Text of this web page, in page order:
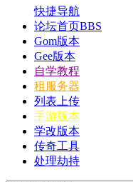
快捷导航
论坛首页BBS
Gom版本
Gee版本
自学教程
租服务器
列表上传
手游版本
学改版本
传奇工具
处理劫持